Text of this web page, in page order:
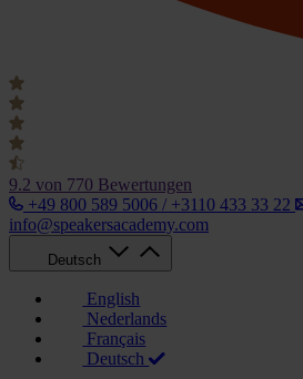
9.2 von 770 Bewertungen
+49 800 589 5006 / +3110 433 33 22
info@speakersacademy.com
Deutsch
English
Nederlands
Français
Deutsch